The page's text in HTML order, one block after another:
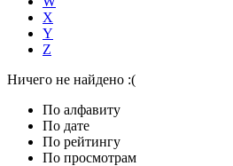
X
Y
Z
Ничего не найдено :(
По алфавиту
По дате
По рейтингу
По просмотрам